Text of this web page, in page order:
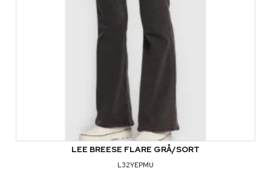
LEE BREESE FLARE GRÅ/SORT
L32YEPMU